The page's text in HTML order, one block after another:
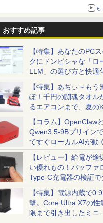
ニンテンドーeショップでは「大神 絶
も
おすすめ記事
【特集】あなたのPCス
クにドンピシャな「ロ
LLM」の選び方と快適
【特集】あぢぃ～もう
ぽ！千円の闘魂タオル
るエアコンまで、夏の
ッズ一挙紹介
【コラム】OpenClawと
Qwen3.5-9Bプリイン
てすぐローカルAIが動
PC「SER9 Pro」
【レビュー】給電が途
い優れもの！バッファ
Type-C充電器の検証で
ったこと
【特集】電源内蔵で
撃。Core Ultra X7の性
限まで引き出したミニ